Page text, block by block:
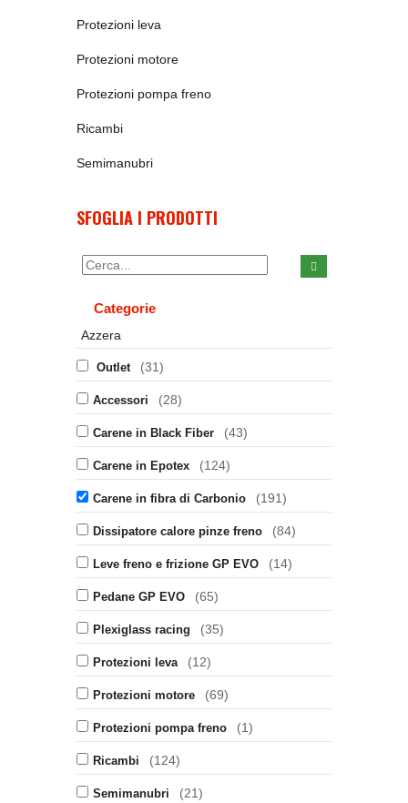
Protezioni leva
Protezioni motore
Protezioni pompa freno
Ricambi
Semimanubri
SFOGLIA I PRODOTTI
Categorie
Azzera
Outlet (31)
Accessori (28)
Carene in Black Fiber (43)
Carene in Epotex (124)
Carene in fibra di Carbonio (191)
Dissipatore calore pinze freno (84)
Leve freno e frizione GP EVO (14)
Pedane GP EVO (65)
Plexiglass racing (35)
Protezioni leva (12)
Protezioni motore (69)
Protezioni pompa freno (1)
Ricambi (124)
Semimanubri (21)